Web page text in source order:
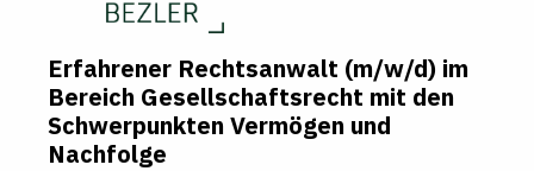
Erfahrener Rechtsanwalt (m/w/d) im
Bereich Gesellschaftsrecht mit den
Schwerpunkten Vermögen und
Nachfolge